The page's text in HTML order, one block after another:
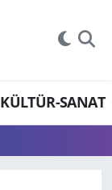
KÜLTÜR-SANAT